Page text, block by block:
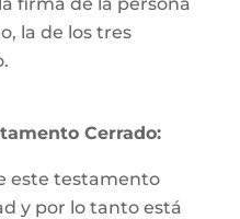
la de los tres
Cerrado:
este testamento
y por lo tanto está